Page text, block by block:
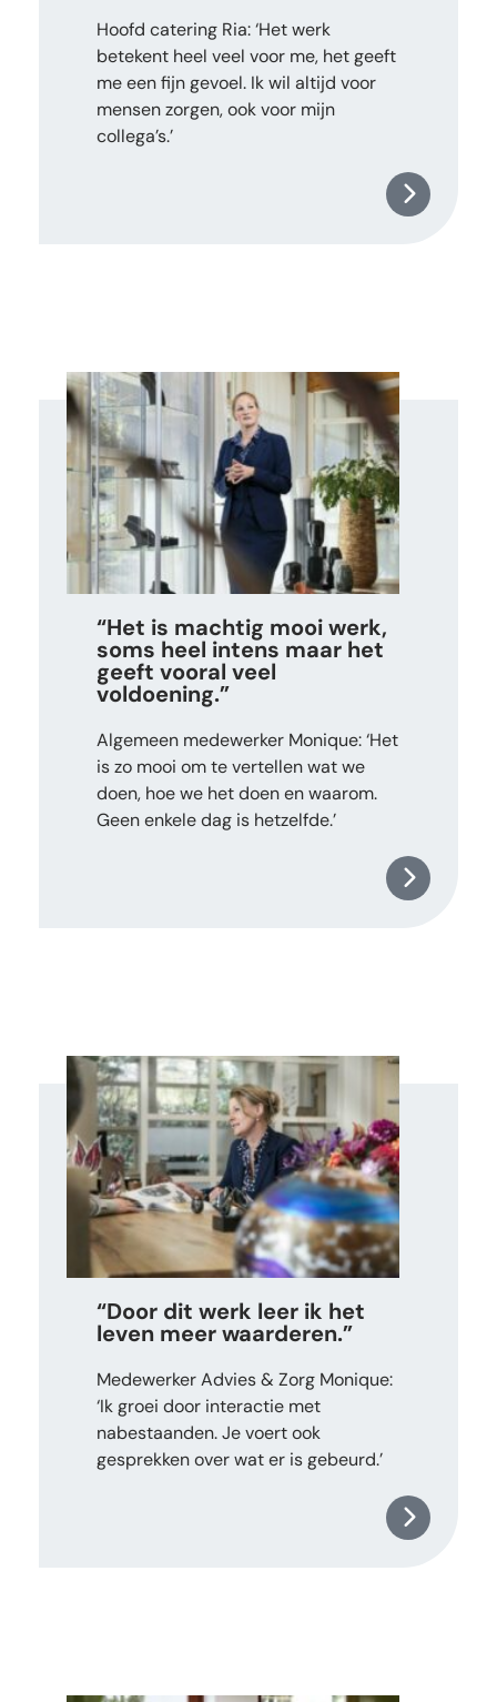
Hoofd catering Ria: ‘Het werk
betekent heel veel voor me, het geeft
me een fijn gevoel. Ik wil altijd voor
mensen zorgen, ook voor mijn
collega’s.’
“Het is machtig mooi werk,
soms heel intens maar het
geeft vooral veel
voldoening.”
Algemeen medewerker Monique: ‘Het
is zo mooi om te vertellen wat we
doen, hoe we het doen en waarom.
Geen enkele dag is hetzelfde.’
“Door dit werk leer ik het
leven meer waarderen.”
Medewerker Advies & Zorg Monique:
‘Ik groei door interactie met
nabestaanden. Je voert ook
gesprekken over wat er is gebeurd.’